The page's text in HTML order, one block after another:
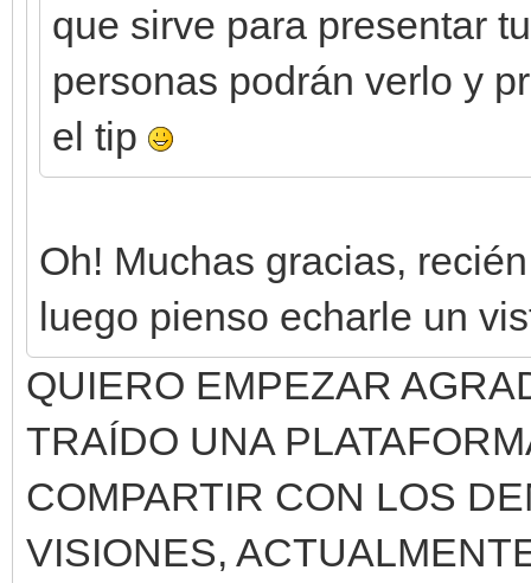
que sirve para presentar
personas podrán verlo y
el tip
Oh! Muchas gracias,
luego pienso echarle un
QUIERO EMPEZAR
TRAÍDO UNA
COMPARTIR CON LOS
VISIONES,